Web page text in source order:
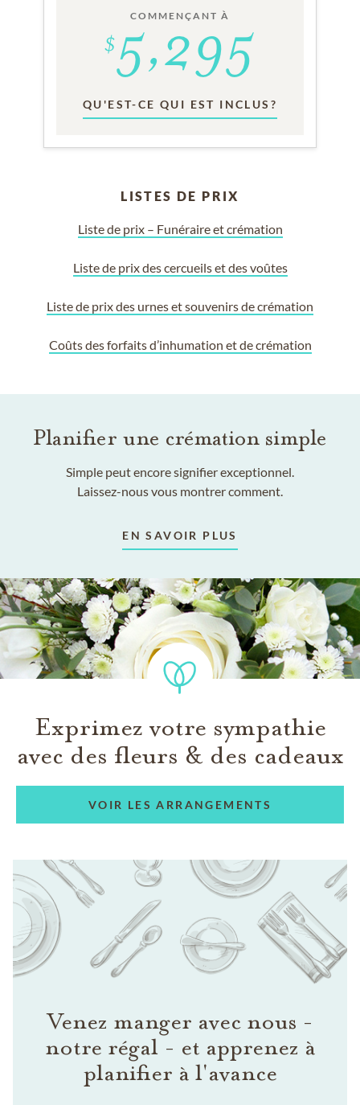
COMMENÇANT À
QU'EST-CE QUI EST INCLUS?
LISTES DE PRIX
Liste de prix – Funéraire et crémation
Liste de prix des cercueils et des voûtes
Liste de prix des urnes et souvenirs de crémation
Coûts des forfaits d’inhumation et de crémation
Planifier une crémation simple
Simple peut encore signifier exceptionnel.
Laissez-nous vous montrer comment.
EN SAVOIR PLUS
Exprimez votre sympathie
avec des fleurs & des cadeaux
VOIR LES ARRANGEMENTS
Venez manger avec nous -
notre régal - et apprenez à
planifier à l'avance